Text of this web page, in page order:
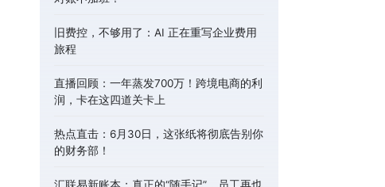
旧费控，不够用了：AI 正在重写企业费用
旅程
直播回顾：一年蒸发700万！跨境电商的利
润，卡在这四道关卡上
热点直击：6月30日，这张纸将彻底告别你
的财务部！